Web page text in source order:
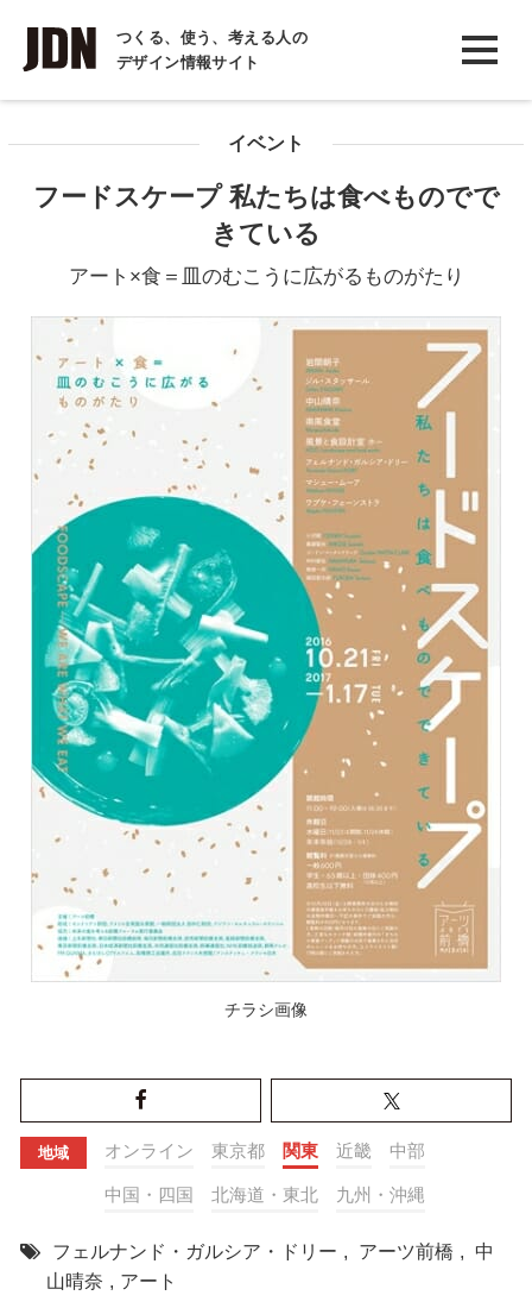
つくる、使う、考える人の
デザイン情報サイト
INTERVIEW
インタビュー
イベント
フードスケープ 私たちは食べものでで
きている
アート×食＝皿のむこうに広がるものがたり
チラシ画像
地域 オンライン 東京都 関東 近畿 中部
中国・四国 北海道・東北 九州・沖縄
フェルナンド・ガルシア・ドリー , アーツ前橋 ,
中
山晴奈 , アート